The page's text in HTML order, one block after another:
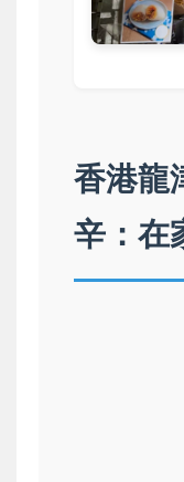
香港龍
辛：在